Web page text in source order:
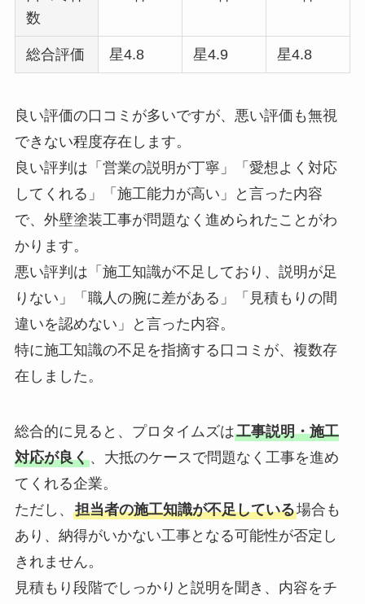
数
総合評価 星4.8 星4.9 星4.8
良い評価の口コミが多いですが、悪い評価も無視
できない程度存在します。
良い評判は「営業の説明が丁寧」「愛想よく対応
してくれる」「施工能力が高い」と言った内容
で、外壁塗装工事が問題なく進められたことがわ
かります。
悪い評判は「施工知識が不足しており、説明が足
りない」「職人の腕に差がある」「見積もりの間
違いを認めない」と言った内容。
特に施工知識の不足を指摘する口コミが、複数存
在しました。
総合的に見ると、プロタイムズは工事説明・施工
対応が良く、大抵のケースで問題なく工事を進め
てくれる企業。
ただし、 担当者の施工知識が不足している場合も
あり、納得がいかない工事となる可能性が否定し
きれません。
見積もり段階でしっかりと説明を聞き、内容をチ